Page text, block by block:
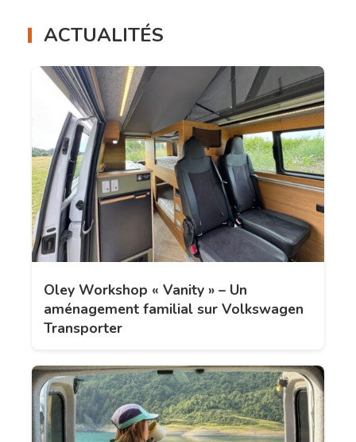
ACTUALITÉS
Oley Workshop « Vanity » – Un
aménagement familial sur Volkswagen
Transporter